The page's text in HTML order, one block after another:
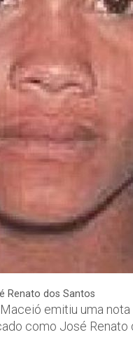
Renato dos Santos
emitiu uma
como José